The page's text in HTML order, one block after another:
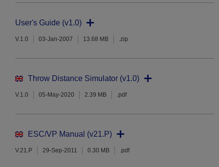
User's Guide (v1.0)
V.1.0 03-Jan-2007 13.68 MB .zip
Throw Distance Simulator (v1.0)
V.1.0 05-May-2020 2.39 MB .pdf
ESC/VP Manual (v21.P)
V.21.P 29-Sep-2011 0.30 MB .pdf